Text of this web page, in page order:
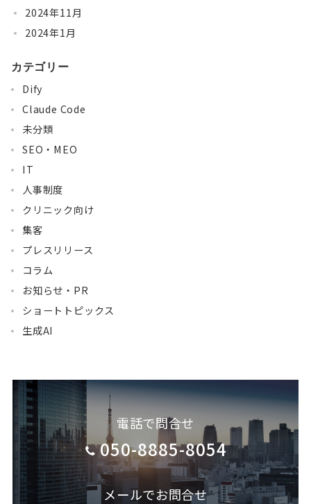
2024年11月
2024年1月
カテゴリー
Dify
Claude Code
未分類
SEO・MEO
IT
人事制度
クリニック向け
集客
プレスリリース
コラム
お知らせ・PR
ショートトピックス
生成AI
電話で問合せ
050-8885-8054
メールでお問合せ